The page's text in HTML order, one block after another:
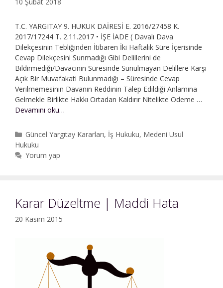
T.C. YARGITAY 9. HUKUK DAİRESİ E. 2016/27458 K.
2017/17244 T. 2.11.2017 • İŞE İADE ( Davalı Dava
Dilekçesinin Tebliğinden İtibaren İki Haftalık Süre İçerisinde
Cevap Dilekçesini Sunmadığı Gibi Delillerini de
Bildirmediği/Davacının Süresinde Sunulmayan Delillere Karşı
Açık Bir Muvafakati Bulunmadığı – Süresinde Cevap
Verilmemesinin Davanın Reddinin Talep Edildiği Anlamına
Gelmekle Birlikte Hakkı Ortadan Kaldırır Nitelikte Ödeme …
Devamını oku…
|
Sunmama
Kategoriler
Güncel Yargıtay Kararları, İş Hukuku, Medeni Usul
Hukuku
Yorum yap
Karar Düzeltme | Maddi Hata
20 Kasım 2015